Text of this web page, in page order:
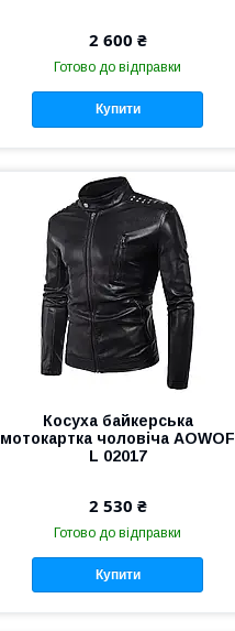
2 600 ₴
Готово до відправки
Купити
Косуха байкерська
мотокартка чоловіча AOWOF
L 02017
2 530 ₴
Готово до відправки
Купити